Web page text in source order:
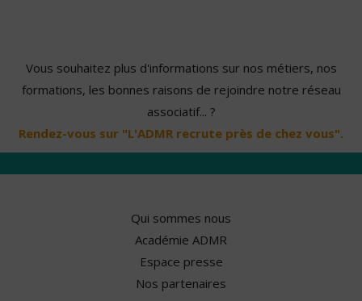
Vous souhaitez plus d'informations sur nos métiers, nos
formations, les bonnes raisons de rejoindre notre réseau
associatif... ?
Rendez-vous sur "L'ADMR recrute près de chez vous".
Qui sommes nous
Académie ADMR
Espace presse
Nos partenaires